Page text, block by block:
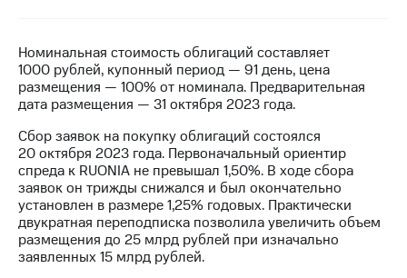
Финансовая
отчетность
Новости
в
регионе
и акционерам
Корпоративное
управление
Номинальная стоимость облигаций составляет
1000 рублей, купонный период — 91 день, цена
размещения — 100% от номинала. Предварительная
дата размещения — 31 октября 2023 года.
Сбор заявок на покупку облигаций состоялся
20 октября 2023 года. Первоначальный ориентир
спреда к RUONIA не превышал 1,50%. В ходе сбора
заявок он трижды снижался и был окончательно
установлен в размере 1,25% годовых. Практически
двукратная переподписка позволила увеличить объем
размещения до 25 млрд рублей при изначально
заявленных 15 млрд рублей.